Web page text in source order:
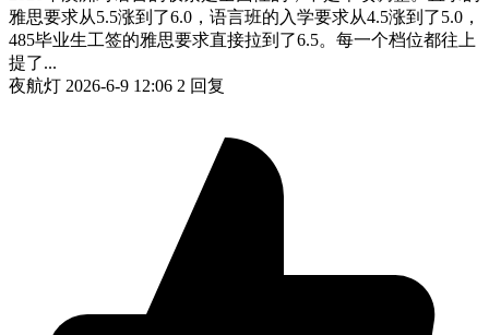
雅思要求从5.5涨到了6.0，语言班的入学要求从4.5涨到了5.0，
485毕业生工签的雅思要求直接拉到了6.5。每一个档位都往上
提了...
夜航灯 2026-6-9 12:06 2 回复